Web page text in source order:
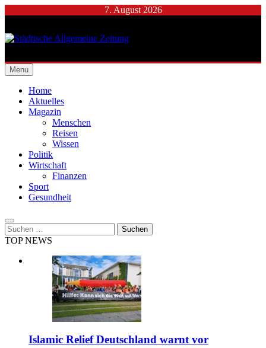
7. August 2026
Städtische Allgemeine
Zeitung
Menu
Home
Aktuelles
Magazin
Menschen
Reisen
Wissen
Politik
Wirtschaft
Finanzen
Sport
Gesundheit
Suchen
nach:
TOP NEWS
Islamic Relief Deutschland warnt vor